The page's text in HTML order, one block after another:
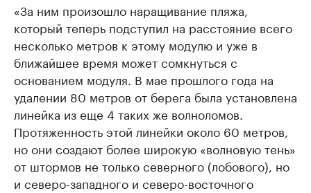
«За ним произошло наращивание пляжа,
который теперь подступил на расстояние всего
несколько метров к этому модулю и уже в
ближайшее время может сомкнуться с
основанием модуля. В мае прошлого года на
удалении 80 метров от берега была установлена
линейка из еще 4 таких же волноломов.
Протяженность этой линейки около 60 метров,
но они создают более широкую «волновую тень»
от штормов не только северного (лобового), но
и северо-западного и северо-восточного